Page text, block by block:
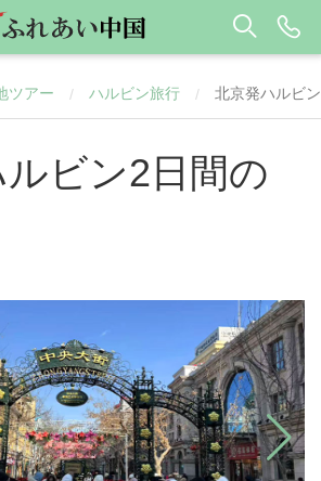
ツアー / ハルビン旅行 / 北京発ハルビ
ビン2日間の